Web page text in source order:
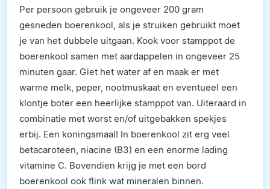
Per persoon gebruik je ongeveer 200 gram
gesneden boerenkool, als je struiken gebruikt moet
je van het dubbele uitgaan. Kook voor stamppot de
boerenkool samen met aardappelen in ongeveer 25
minuten gaar. Giet het water af en maak er met
warme melk, peper, nootmuskaat en eventueel een
klontje boter een heerlijke stamppot van. Uiteraard in
combinatie met worst en/of uitgebakken spekjes
erbij. Een koningsmaal! In boerenkool zit erg veel
betacaroteen, niacine (B3) en een enorme lading
vitamine C. Bovendien krijg je met een bord
boerenkool ook flink wat mineralen binnen.